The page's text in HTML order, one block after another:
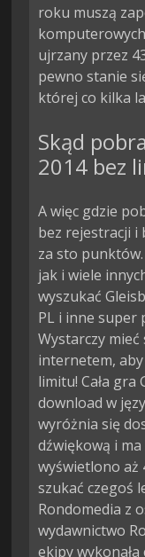
roku muszą
ujrzany przez
pewno stanie
której co kilka
Skąd
2014 bez
A więc gdzie
bez rejestracji i
za sto
jak i wiele
wyszukać
PL i inne super
Wystarczy mieć
internetem,
limitu! Cała
download w
wyróżnia się
dźwiękową i
wyświetlono aż
szukać czegoś
Rondomedia z
wydawnictwo
ekipy